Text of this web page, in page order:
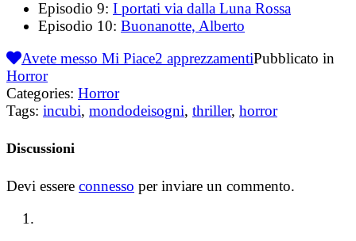
Episodio 9: I portati via dalla Luna Rossa
Episodio 10: Buonanotte, Alberto
Avete messo Mi Piace2 apprezzamentiPubblicato in
Horror
Categories: Horror
Tags: incubi, mondodeisogni, thriller, horror
Discussioni
Devi essere connesso per inviare un commento.